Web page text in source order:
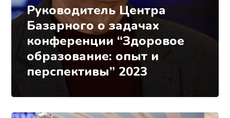
Руководитель Центра
Базарного о задачах
конференции “Здоровое
образование: опыт и
перспективы” 2023